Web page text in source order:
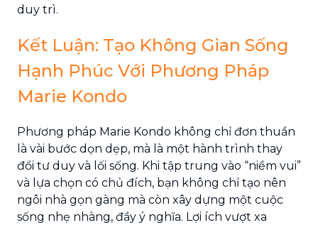
duy trì.
Kết Luận: Tạo Không Gian Sống
Hạnh Phúc Với Phương Pháp
Marie Kondo
Phương pháp Marie Kondo không chỉ đơn thuần
là vài bước dọn dẹp, mà là một hành trình thay
đổi tư duy và lối sống. Khi tập trung vào “niềm vui”
và lựa chọn có chủ đích, bạn không chỉ tạo nên
ngôi nhà gọn gàng mà còn xây dựng một cuộc
sống nhẹ nhàng, đầy ý nghĩa. Lợi ích vượt xa